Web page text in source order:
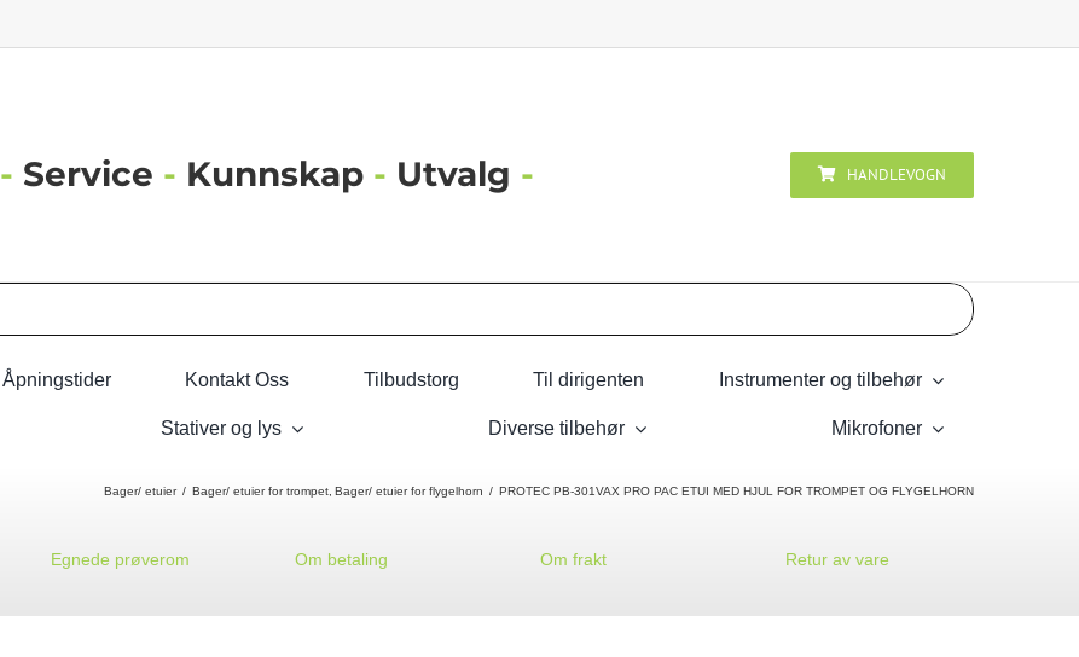
- Service - Kunnskap - Utvalg - HANDLEVOGN
Åpningstider Kontakt Oss Tilbudstorg Til dirigenten Instrumenter og tilbehør
Stativer og lys Diverse tilbehør Mikrofoner
Bager/ etuier Bager/ etuier for trompet Bager/ etuier for flygelhorn PROTEC PB-301VAX PRO PAC ETUI MED HJUL FOR TROMPET OG FLYGELHORN
Egnede prøverom Om betaling Om frakt Retur av vare